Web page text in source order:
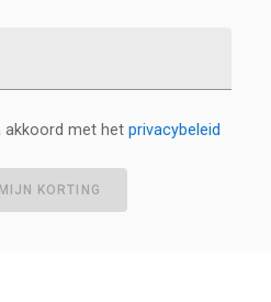
akkoord met het privacybeleid
KORTING